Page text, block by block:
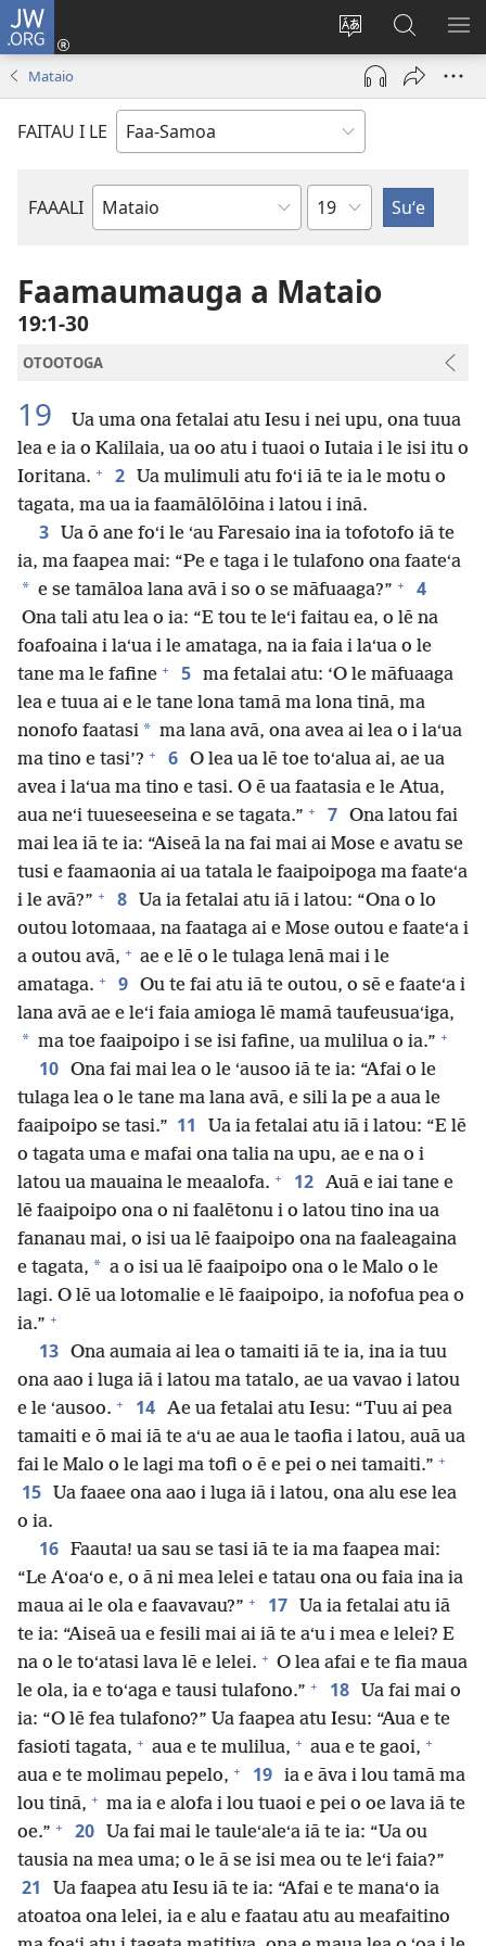
JW.ORG
Sui
gagana
o
le
tafaʻilagi
Log
(tatala
isi
Suʻe
le
Mataio
FAITAU I LE
FAAALI
Tusi
Tusi
Mataupu
Faamaumauga a Mataio
19:1-30
OTOOTOGA
19
Ua uma ona fetalai atu Iesu i nei upu, ona tuua
lea e ia o Kalilaia, ua oo atu i tuaoi o Iutaia i le isi itu o
Ioritana. + 2
Ua mulimuli atu foʻi iā te ia le motu o
tagata, ma ua ia faamālōlōina i latou i inā.
3
Ua ō ane foʻi le ʻau Faresaio ina ia tofotofo iā te
ia, ma faapea mai: “Pe e taga i le tulafono ona faateʻa
* e se tamāloa lana avā i so o se māfuaaga?” + 4
Ona tali atu lea o ia: “E tou te leʻi faitau ea, o lē na
foafoaina i laʻua i le amataga, na ia faia i laʻua o le
tane ma le fafine + 5 ma fetalai atu: ‘O le māfuaaga
lea e tuua ai e le tane lona tamā ma lona tinā, ma
nonofo faatasi * ma lana avā, ona avea ai lea o i laʻua
ma tino e tasi’? + 6 O lea ua lē toe toʻalua ai, ae ua
avea i laʻua ma tino e tasi. O ē ua faatasia e le Atua,
aua neʻi tuueseeseina e se tagata.” + 7 Ona latou fai
mai lea iā te ia: “Aiseā la na fai mai ai Mose e avatu se
tusi e faamaonia ai ua tatala le faaipoipoga ma faateʻa
i le avā?” + 8
Ua ia fetalai atu iā i latou: “Ona o lo
outou lotomaaa, na faataga ai e Mose outou e faateʻa i
a outou avā, + ae e lē o le tulaga lenā mai i le
amataga. + 9 Ou te fai atu iā te outou, o sē e faateʻa i
lana avā ae e leʻi faia amioga lē mamā taufeusuaʻiga,
* ma toe faaipoipo i se isi fafine, ua mulilua o ia.” +
10 Ona fai mai lea o le ʻausoo iā te ia: “Afai o le
tulaga lea o le tane ma lana avā, e sili la pe a aua le
faaipoipo se tasi.” 11
Ua ia fetalai atu iā i latou: “E lē
o tagata uma e mafai ona talia na upu, ae e na o i
latou ua mauaina le meaalofa. + 12 Auā e iai tane e
lē faaipoipo ona o ni faalētonu i o latou tino ina ua
fananau mai, o isi ua lē faaipoipo ona na faaleagaina
e tagata, * a o isi ua lē faaipoipo ona o le Malo o le
lagi. O lē ua lotomalie e lē faaipoipo, ia nofofua pea o
ia.” +
13 Ona aumaia ai lea o tamaiti iā te ia, ina ia tuu
ona aao i luga iā i latou ma tatalo, ae ua vavao i latou
e le ʻausoo. + 14 Ae ua fetalai atu Iesu: “Tuu ai pea
tamaiti e ō mai iā te aʻu ae aua le taofia i latou, auā ua
fai le Malo o le lagi ma tofi o ē e pei o nei tamaiti.” +
15
Ua faaee ona aao i luga iā i latou, ona alu ese lea
o ia.
16 Faauta! ua sau se tasi iā te ia ma faapea mai:
“Le Aʻoaʻo e, o ā ni mea lelei e tatau ona ou faia ina ia
maua ai le ola e faavavau?” + 17
Ua ia fetalai atu iā
te ia: “Aiseā ua e fesili mai ai iā te aʻu i mea e lelei? E
na o le toʻatasi lava lē e lelei. + O lea afai e te fia maua
le ola, ia e toʻaga e tausi tulafono.” + 18
Ua fai mai o
ia: “O lē fea tulafono?” Ua faapea atu Iesu: “Aua e te
fasioti tagata, + aua e te mulilua, + aua e te gaoi, +
aua e te molimau pepelo, + 19 ia e āva i lou tamā ma
lou tinā, + ma ia e alofa i lou tuaoi e pei o oe lava iā te
oe.” + 20
Ua fai mai le tauleʻaleʻa iā te ia: “Ua ou
tausia na mea uma; o le ā se isi mea ou te leʻi faia?”
21
Ua faapea atu Iesu iā te ia: “Afai e te manaʻo ia
atoatoa ona lelei, ia e alu e faatau atu au meafaitino